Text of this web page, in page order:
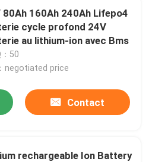
80Ah 160Ah 240Ah Lifepo4
cycle profond 24V
au lithium-ion avec Bms
：50
negotiated price
Contact
rechargeable Ion Battery